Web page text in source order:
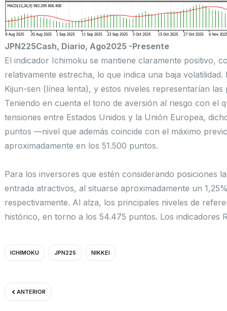
JPN225Cash, Diario, Ago2025 -Presente
El indicador Ichimoku se mantiene claramente positivo,
relativamente estrecha, lo que indica una baja
Kijun-sen (línea lenta), y estos niveles representarían
Teniendo en cuenta el tono de aversión al riesgo con el
tensiones entre Estados Unidos y la Unión Europea,
puntos —nivel que además coincide con el máximo
aproximadamente en los 51.500 puntos.
Para los inversores que estén considerando posiciones
entrada atractivos, al situarse aproximadamente un
respectivamente. Al alza, los principales niveles de
histórico, en torno a los 54.475 puntos. Los indicadores
ICHIMOKU JPN225 NIKKEI
ANTERIOR